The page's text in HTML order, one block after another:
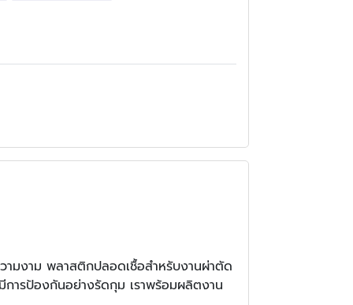
งาม พลาสติกปลอดเชื้อสำหรับงานผ่าตัด
ารป้องกันอย่างรัดกุม เราพร้อมผลิตงาน